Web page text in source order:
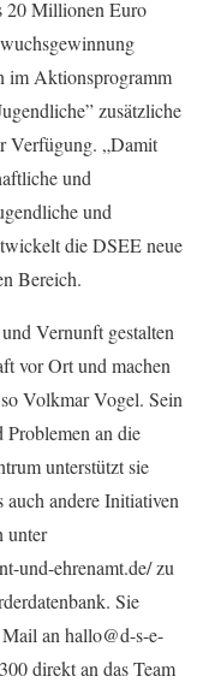
20 Millionen Euro
im Aktionsprogramm
zusätzliche
Verfügung. „Damit
und
und
die DSEE neue
Bereich.
Vernunft gestalten
vor Ort und machen
Volkmar Vogel. Sein
Problemen an die
unterstützt sie
auch andere Initiativen
unter
und-ehrenamt.de/ zu
Sie
an hallo@d-s-e-
direkt an das Team